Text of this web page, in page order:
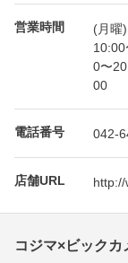
営業時間
(月曜
0〜
00
電話番号 042-
店舗URL http://
コジマ×ビック